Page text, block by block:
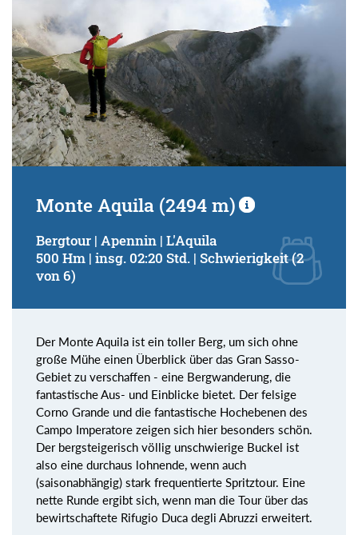
Monte Aquila (2494 m)
Bergtour | Apennin | L'Aquila
500 Hm | insg. 02:20 Std. | Schwierigkeit (2
von 6)
Der Monte Aquila ist ein toller Berg, um sich ohne
große Mühe einen Überblick über das Gran Sasso-
Gebiet zu verschaffen - eine Bergwanderung, die
fantastische Aus- und Einblicke bietet. Der felsige
Corno Grande und die fantastische Hochebenen des
Campo Imperatore zeigen sich hier besonders schön.
Der bergsteigerisch völlig unschwierige Buckel ist
also eine durchaus lohnende, wenn auch
(saisonabhängig) stark frequentierte Spritztour. Eine
nette Runde ergibt sich, wenn man die Tour über das
bewirtschaftete Rifugio Duca degli Abruzzi erweitert.